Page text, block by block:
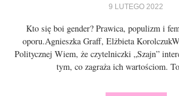
9 LUTEGO 2022
Kto się boi gender? Prawica, populizm i
oporu.Agnieszka Graff, Elżbieta
Politycznej Wiem, że czytelniczki „Szajn”
tym, co zagraża ich wartościom.